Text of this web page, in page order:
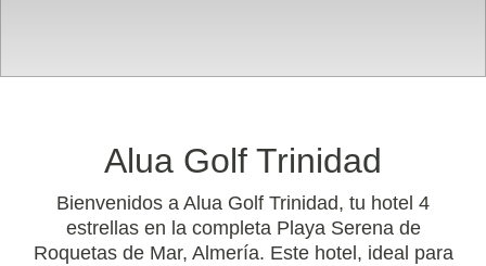
Alua Golf Trinidad
Bienvenidos a Alua Golf Trinidad, tu hotel 4
estrellas en la completa Playa Serena de
Roquetas de Mar, Almería. Este hotel, ideal para